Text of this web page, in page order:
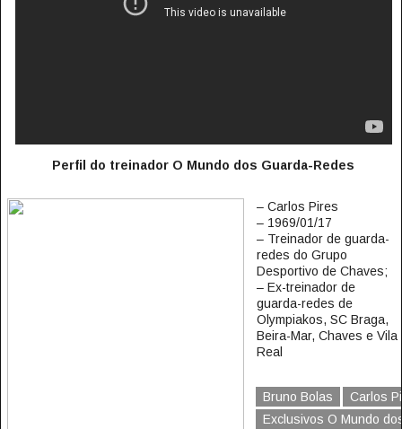
Perfil do treinador O Mundo dos Guarda-Redes
– Carlos Pires
– 1969/01/17
– Treinador de guarda-
redes do Grupo
Desportivo de Chaves;
– Ex-treinador de
guarda-redes de
Olympiakos, SC Braga,
Beira-Mar, Chaves e Vila
Real
Bruno Bolas
Carlos
Exclusivos O Mundo